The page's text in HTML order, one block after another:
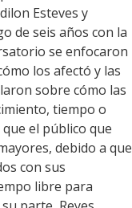
Esteves y
de seis años con la
se enfocaron
los afectó y las
sobre cómo las
tiempo o
el público que
debido a que
con sus
libre para